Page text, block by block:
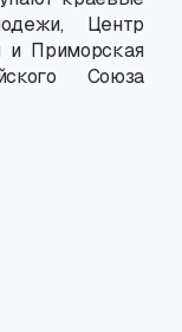
,
Центр
и Приморская
Союза